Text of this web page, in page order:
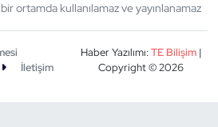
ortamda kullanılamaz ve yayınlanamaz
İletişim
Haber Yazılımı:TE Bilişim|
Copyright © 2026